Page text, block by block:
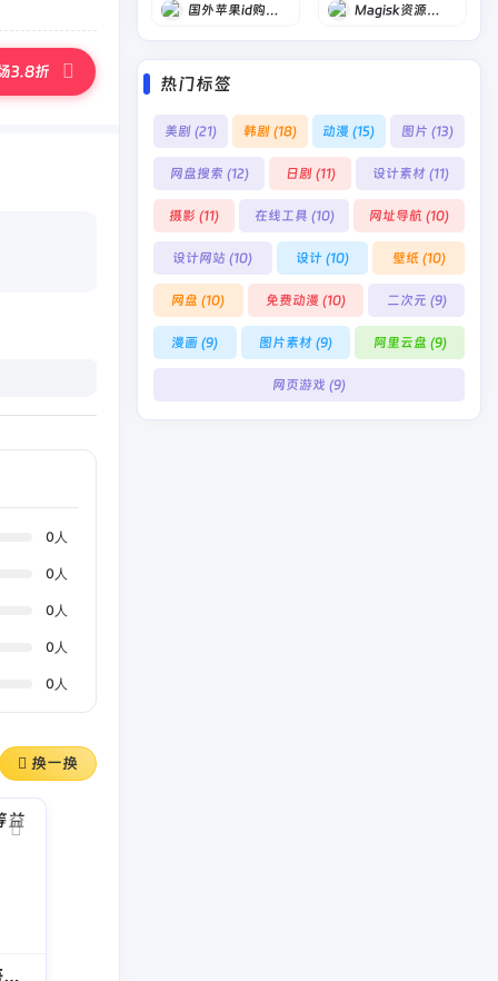
3.8折
0 人
0 人
0 人
0 人
0 人
换一换
国外苹果id购买批发商店 Magisk资源分享
热门标签
美剧 (21) 韩剧 (18) 动漫 (15) 图片 (13)
网盘搜索 (12) 日剧 (11) 设计素材 (11)
摄影 (11) 在线工具 (10) 网址导航 (10)
设计网站 (10) 设计 (10) 壁纸 (10)
网盘 (10) 免费动漫 (10) 二次元 (9)
漫画 (9) 图片素材 (9) 阿里云盘 (9)
网页游戏 (9)